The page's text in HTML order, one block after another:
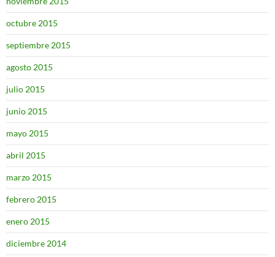
octubre 2015
septiembre 2015
agosto 2015
julio 2015
junio 2015
mayo 2015
abril 2015
marzo 2015
febrero 2015
enero 2015
diciembre 2014